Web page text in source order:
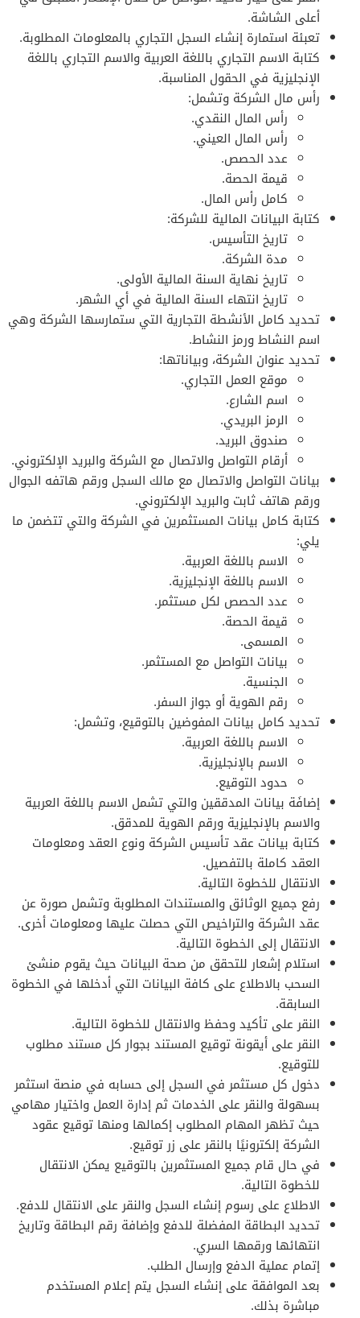
أعلى الشاشة.
تعبئة استمارة إنشاء السجل التجاري بالمعلومات المطلوبة.
كتابة الاسم التجاري باللغة العربية والاسم التجاري باللغة
الإنجليزية في الحقول المناسبة.
رأس مال الشركة وتشمل:
رأس المال النقدي.
رأس المال العيني.
عدد الحصص.
قيمة الحصة.
كامل رأس المال.
كتابة البيانات المالية للشركة:
تاريخ التأسيس.
مدة الشركة.
تاريخ نهاية السنة المالية الأولى.
تاريخ انتهاء السنة المالية في أي الشهر.
تحديد كامل الأنشطة التجارية التي ستمارسها الشركة وهي
اسم النشاط ورمز النشاط.
تحديد عنوان الشركة، وبياناتها:
موقع العمل التجاري.
اسم الشارع.
الرمز البريدي.
صندوق البريد.
أرقام التواصل والاتصال مع الشركة والبريد الإلكتروني.
بيانات التواصل والاتصال مع مالك السجل ورقم هاتفه الجوال
ورقم هاتف ثابت والبريد الإلكتروني.
كتابة كامل بيانات المستثمرين في الشركة والتي تتضمن ما
يلي:
الاسم باللغة العربية.
الاسم باللغة الإنجليزية.
عدد الحصص لكل مستثمر.
قيمة الحصة.
المسمى.
بيانات التواصل مع المستثمر.
الجنسية.
رقم الهوية أو جواز السفر.
تحديد كامل بيانات المفوضين بالتوقيع، وتشمل:
الاسم باللغة العربية.
الاسم بالإنجليزية.
حدود التوقيع.
إضافَة بيانات المدققين والتي تشمل الاسم باللغة العربية
والاسم بالإنجليزية ورقم الهوية للمدقق.
كتابة بيانات عقد تأسيس الشركة ونوع العقد ومعلومات
العقد كاملة بالتفصيل.
الانتقال للخطوة التالية.
رفع جميع الوثائق والمستندات المطلوبة وتشمل صورة عن
عقد الشركة والتراخيص التي حصلت عليها ومعلومات أخرى.
الانتقال إلى الخطوة التالية.
استلام إشعار للتحقق من صحة البيانات حيث يقوم منشئ
السحب بالاطلاع على كافة البيانات التي أدخلها في الخطوة
السابقة.
النقر على تأكيد وحفظ والانتقال للخطوة التالية.
النقر على أيقونة توقيع المستند بجوار كل مستند مطلوب
للتوقيع.
دخول كل مستثمر في السجل إلى حسابه في منصة استثمر
بسهولة والنقر على الخدمات ثم إدارة العمل واختيار مهامي
حيث تظهر المهام المطلوب إكمالها ومنها توقيع عقود
الشركة إلكترونيًا بالنقر على زر توقيع.
في حال قام جميع المستثمرين بالتوقيع يمكن الانتقال
للخطوة التالية.
الاطلاع على رسوم إنشاء السجل والنقر على الانتقال للدفع.
تحديد البطاقة المفضلة للدفع وإضافة رقم البطاقة وتاريخ
انتهائها ورقمها السري.
إتمام عملية الدفع وإرسال الطلب.
بعد الموافقة على إنشاء السجل يتم إعلام المستخدم
مباشرة بذلك.